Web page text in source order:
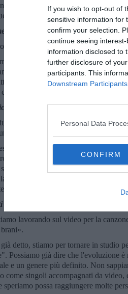
If you wish to opt-out of
sensitive information for
confirm your selection.
continue seeing
information disclosed to
further disclosure of
participants. This
Downstream Participants
Personal Data
CONFIRM
Il responso è stato positivo e
suonando anche fuori dalla Toscana».
del vostro gruppo ha
nessuno di noi si trova
sia impossibile poter mandare
per le date e per il tempo da
ci piace confrontarci
per voi la parola “successo”?
a vivere facendo ciò che
professione vera e suonare anche a
può veramente voler dire molte
a voler raggiungere obiettivi
per noi è continuare a porsi
Sicuramente, il sogno è di
impegnando per riuscirci».
a breve scadenza e per il futuro?
lavorando sul video per la
detto, stiamo per tornare in studio
Possiamo già dire che l'evoluzione
e un genere più definito. Non
come singoli accompagnati da
speriamo possa raggiungere molte